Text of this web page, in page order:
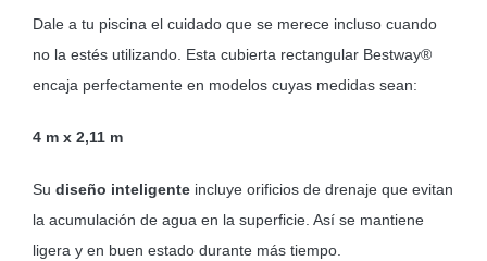
Dale a tu piscina el cuidado que se merece incluso cuando
no la estés utilizando. Esta cubierta rectangular Bestway®
encaja perfectamente en modelos cuyas medidas sean:
4 m x 2,11 m
Su diseño inteligenteincluye orificios de drenaje que evitan
la acumulación de agua en la superficie. Así se mantiene
ligera y en buen estado durante más tiempo.